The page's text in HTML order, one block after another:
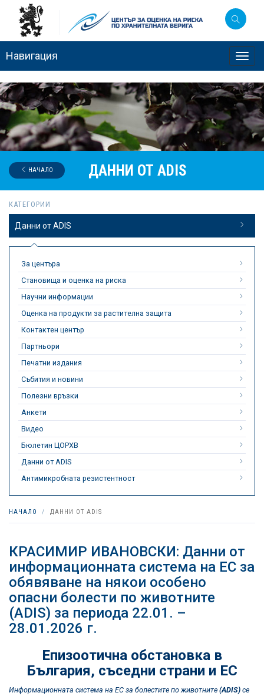
Навигация
ДАННИ ОТ ADIS
НАЧАЛО
КАТЕГОРИИ
Данни от ADIS
За центъра
Становища и оценка на риска
Научни информации
Оценка на продукти за растителна защита
Контактен център
Партньори
Печатни издания
Събития и новини
Полезни връзки
Анкети
Видео
Бюлетин ЦОРХВ
Данни от ADIS
Антимикробната резистентност
НАЧАЛО ДАННИ ОТ ADIS
КРАСИМИР ИВАНОВСКИ: Данни от
информационната система на ЕС за
обявяване на някои особено
опасни болести по животните
(ADIS) за периода 22.01. –
28.01.2026 г.
Епизоотична обстановка в
България, съседни страни и ЕС
Информационната система на ЕС за болестите по животните (ADIS) се